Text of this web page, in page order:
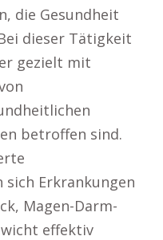
die Gesundheit
dieser Tätigkeit
gezielt mit
betroffen sind.
sich Erkrankungen
Magen-Darm-
effektiv